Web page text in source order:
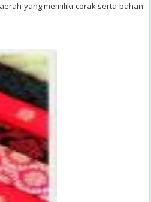
yang memiliki corak serta bahan